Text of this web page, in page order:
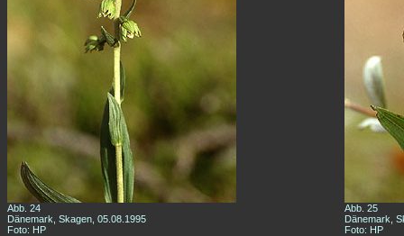
Abb. 24
Dänemark, Skagen, 05.08.1995
Foto: HP
Abb. 25
Dänemark,
Foto: HP